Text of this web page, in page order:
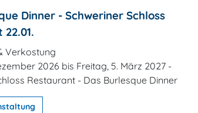
Dinner - Schweriner Schloss
Verkostung
2026 bis Freitag, 5. März 2027 -
Restaurant - Das Burlesque Dinner